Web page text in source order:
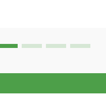
ល់នូវសមត្ថភាព...